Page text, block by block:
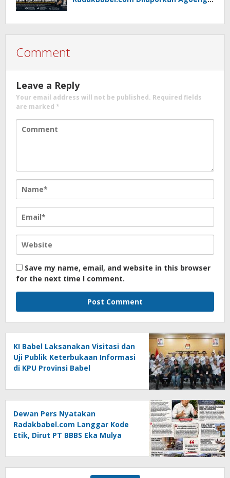
Comment
Leave a Reply
Your email address will not be published. Required fields
are marked *
Save my name, email, and website in this browser
for the next time I comment.
KI Babel Laksanakan Visitasi dan
Uji Publik Keterbukaan Informasi
di KPU Provinsi Babel
Dewan Pers Nyatakan
Radakbabel.com Langgar Kode
Etik, Dirut PT BBBS Eka Mulya